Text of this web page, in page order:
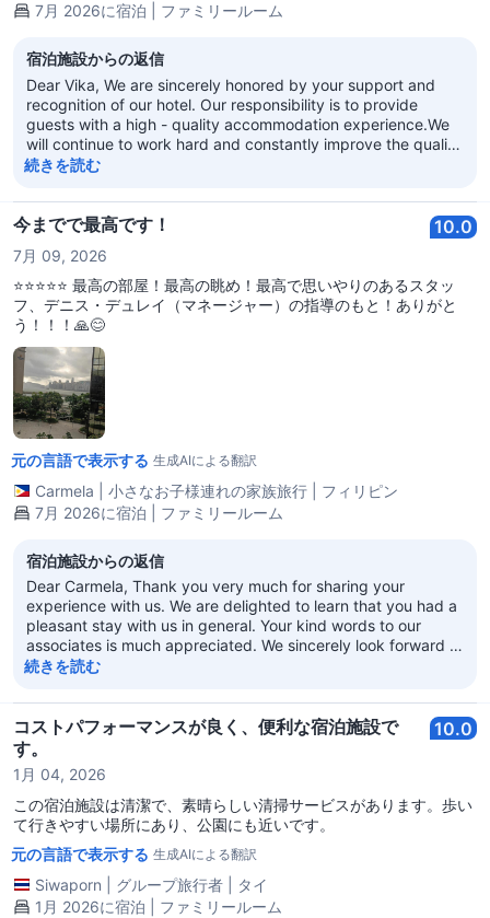
7月 2026に宿泊 | ファミリールーム
宿泊施設からの返信
Dear Vika, We are sincerely honored by your support and
recognition of our hotel. Our responsibility is to provide
guests with a high - quality accommodation experience.We
will continue to work hard and constantly improve the quality
of our services. We look forward to having more
Kowloon Hotel
続きを読む
今までで最高です！ 10.0
7月 09, 2026
⭐⭐⭐⭐⭐ 最高の部屋！最高の眺め！最高で思いやりのあるスタッ
フ、デニス・デュレイ（マネージャー）の指導のもと！ありがと
う！！！🙏😊
元の言語で表示する 生成AIによる翻訳
Carmela 小さなお子様連れの家族旅行
フィリピン
7月 2026に宿泊 | ファミリールーム
宿泊施設からの返信
Dear Carmela, Thank you very much for sharing your
experience with us. We are delighted to learn that you had a
pleasant stay with us in general. Your kind words to our
associates is much appreciated. We sincerely look forward to
welcoming you back in the near future. With best regards,
続きを読む
コストパフォーマンスが良く、便利な宿泊施設で
す。
10.0
1月 04, 2026
この宿泊施設は清潔で、素晴らしい清掃サービスがあります。歩い
て行きやすい場所にあり、公園にも近いです。
元の言語で表示する 生成AIによる翻訳
Siwaporn グループ旅行者
タイ
1月 2026に宿泊 | ファミリールーム